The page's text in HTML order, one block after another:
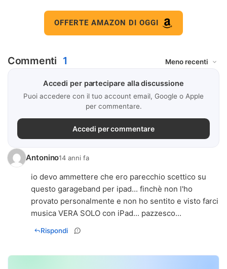
OFFERTE AMAZON DI OGGI
Commenti 1
Accedi per partecipare alla discussione
Puoi accedere con il tuo account email, Google o Apple
per commentare.
Accedi per commentare
Antonino14 anni fa
io devo ammettere che ero parecchio scettico su
questo garageband per ipad... finchè non l'ho
provato personalmente e non ho sentito e visto farci
musica VERA SOLO con iPad... pazzesco...
Rispondi